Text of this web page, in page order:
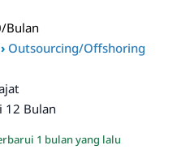
Bulan
› Outsourcing/Offshoring
12 Bulan
1 bulan yang lalu